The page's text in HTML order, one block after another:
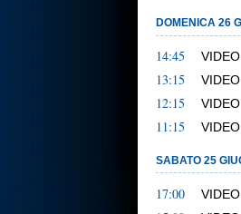
DOMENICA 26
14:45
13:15
12:15
11:15
SABATO 25
17:00